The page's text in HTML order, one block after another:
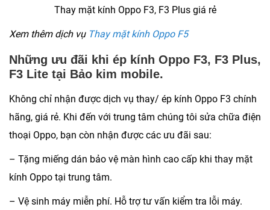
Thay mặt kính Oppo F3, F3 Plus giá rẻ
Xem thêm dịch vụ Thay mặt kính Oppo F5
Những ưu đãi khi ép kính Oppo F3, F3 Plus,
F3 Lite tại Bảo kim mobile.
Không chỉ nhận được dịch vụ thay/ ép kính Oppo F3 chính
hãng, giá rẻ. Khi đến với trung tâm chúng tôi sửa chữa điện
thoại Oppo, bạn còn nhận được các ưu đãi sau:
– Tặng miếng dán bảo vệ màn hình cao cấp khi thay mặt
kính Oppo tại trung tâm.
– Vệ sinh máy miễn phí. Hỗ trợ tư vấn kiểm tra lỗi máy.